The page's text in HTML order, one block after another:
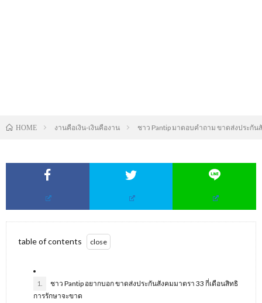
HOME งานคือเงิน-เงินคืองาน ชาว Pantip มาตอบคำถาม ขาดส่งประกั
table of contents
1.
ชาว Pantip อยากบอก ขาดส่งประกันสังคมมาตรา 33 กี่เดือนสิทธิ
การรักษาจะขาด